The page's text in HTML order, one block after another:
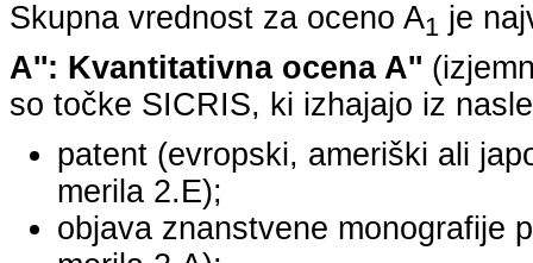
Skupna vrednost za oceno A1 je
A'': Kvantitativna ocena A''
so točke SICRIS, ki izhajajo iz
patent (evropski, ameriški ali
merila 2.E);
objava znanstvene monografije